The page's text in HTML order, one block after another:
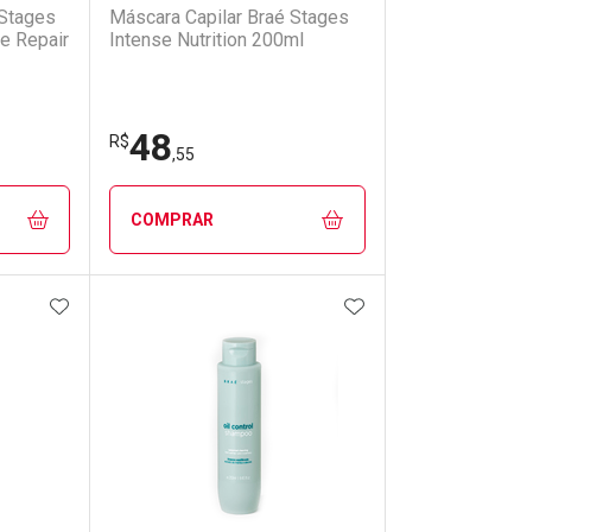
Repair
FECHAR
FECHAR
Máscara Capilar Braé Stages
Intense Nutrition 200ml
R$48,55
COMPRAR
FECHAR
Laboratório
FECHAR
Por Menos
ADICIONAR AOS FAVORITOS ADICIONAR AOS